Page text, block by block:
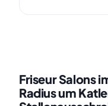
Friseur Salons
Radius um